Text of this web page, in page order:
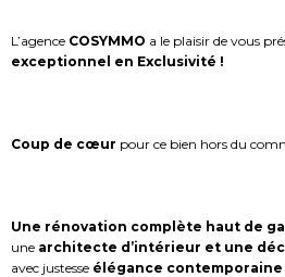
L’agence COSYMMO a le plaisir de vous
exceptionnel en Exclusivité !
Coup de cœur pour ce bien hors du
Une rénovation complète haut de
une architecte d’intérieur et une
avec justesse élégance contemporaine